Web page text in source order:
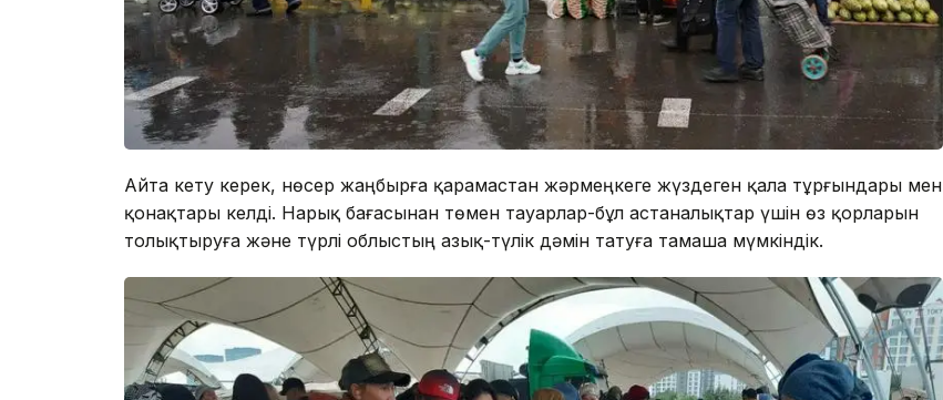
Айта кету керек, нөсер жаңбырға қарамастан жәрмеңкеге жүздеген қала тұрғындары мен
қонақтары келді. Нарық бағасынан төмен тауарлар-бұл астаналықтар үшін өз қорларын
толықтыруға және түрлі облыстың азық-түлік дәмін татуға тамаша мүмкіндік.